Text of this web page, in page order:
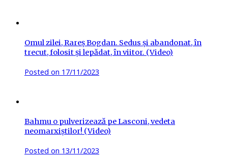
Omul zilei, Rareș Bogdan. Sedus și abandonat, în
trecut, folosit și lepădat, în viitor. (Video)
Posted on 17/11/2023
Bahmu o pulverizează pe Lasconi, vedeta
neomarxiștilor! (Video)
Posted on 13/11/2023